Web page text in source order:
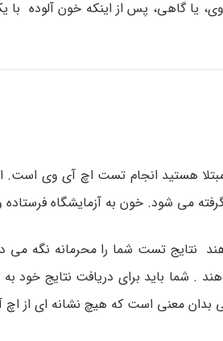
یا گاهی، پس از اینکه خون آلوده
مبتلا هستید انجام تست اچ آی وی
می شود. خون به آزمایشگاه
نتایج تست شما را محرمانه نگه می
شما باید برای دریافت نتایج خود
معنی است که هیچ نشانه ای از